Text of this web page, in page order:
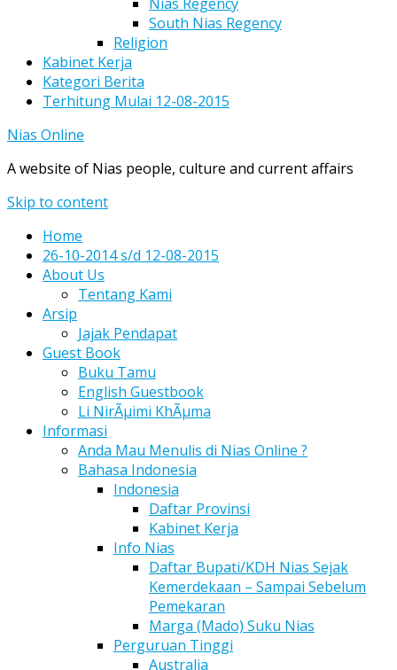
South Nias Regency
Religion
Kabinet Kerja
Kategori Berita
Terhitung Mulai 12-08-2015
Nias Online
A website of Nias people, culture and current affairs
Skip to content
Home
26-10-2014 s/d 12-08-2015
About Us
Tentang Kami
Arsip
Jajak Pendapat
Guest Book
Buku Tamu
English Guestbook
Li NirÃµimi KhÃµma
Informasi
Anda Mau Menulis di Nias Online ?
Bahasa Indonesia
Indonesia
Daftar Provinsi
Kabinet Kerja
Info Nias
Daftar Bupati/KDH Nias Sejak
Kemerdekaan – Sampai Sebelum
Pemekaran
Marga (Mado) Suku Nias
Perguruan Tinggi
Australia